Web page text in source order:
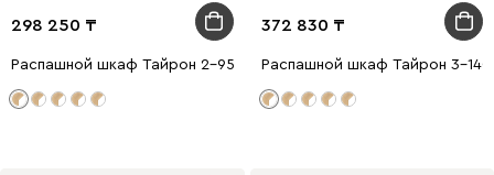
298 250
Распашной шкаф Тайрон 2-95x200 Гранд ​
372 830
Распашной шкаф Тайрон 3-